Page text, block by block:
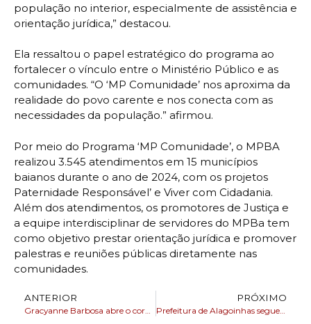
população no interior, especialmente de assistência e
orientação jurídica,” destacou.
Ela ressaltou o papel estratégico do programa ao
fortalecer o vínculo entre o Ministério Público e as
comunidades. “O ‘MP Comunidade’ nos aproxima da
realidade do povo carente e nos conecta com as
necessidades da população.” afirmou.
Por meio do Programa ‘MP Comunidade’, o MPBA
realizou 3.545 atendimentos em 15 municípios
baianos durante o ano de 2024, com os projetos
Paternidade Responsável’ e Viver com Cidadania.
Além dos atendimentos, os promotores de Justiça e
a equipe interdisciplinar de servidores do MPBa tem
como objetivo prestar orientação jurídica e promover
palestras e reuniões públicas diretamente nas
comunidades.
ANTERIOR PRÓXIMO
Prefeitura de Alagoinhas segue processo de implantação do Sistema Eletrônico de Informações – SEI Bahia Municípios